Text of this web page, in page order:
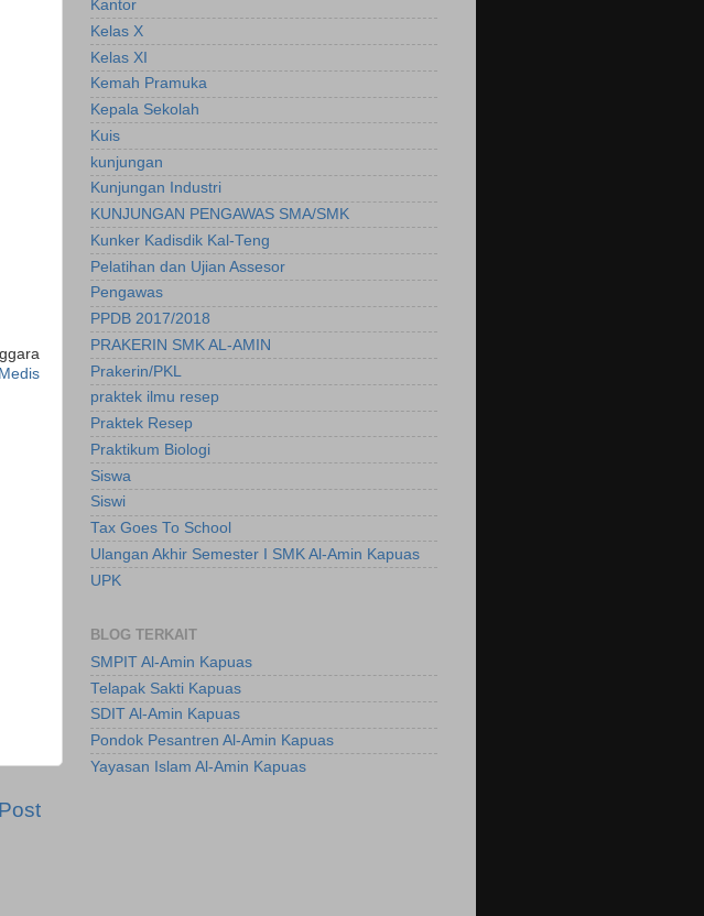
Kantor
Kelas X
Kelas XI
Kemah Pramuka
Kepala Sekolah
Kuis
kunjungan
Kunjungan Industri
KUNJUNGAN PENGAWAS SMA/SMK
Kunker Kadisdik Kal-Teng
Pelatihan dan Ujian Assesor
Pengawas
PPDB 2017/2018
PRAKERIN SMK AL-AMIN
Prakerin/PKL
praktek ilmu resep
Praktek Resep
Praktikum Biologi
Siswa
Siswi
Tax Goes To School
Ulangan Akhir Semester I SMK Al-Amin Kapuas
UPK
BLOG TERKAIT
SMPIT Al-Amin Kapuas
Telapak Sakti Kapuas
SDIT Al-Amin Kapuas
Pondok Pesantren Al-Amin Kapuas
Yayasan Islam Al-Amin Kapuas